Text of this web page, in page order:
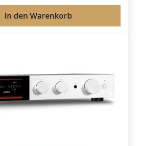
In den Warenkorb